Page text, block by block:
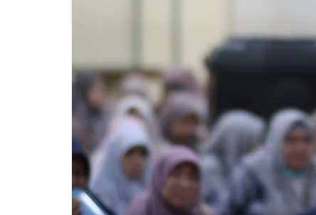
Raudhatul Athfal Sakinah SMAIA 33